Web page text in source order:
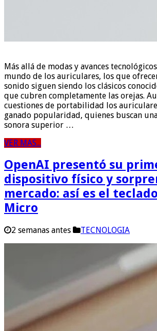
Más allá de modas y avances
mundo de los auriculares, los que
sonido siguen siendo los clásicos
que cubren completamente las orejas.
cuestiones de portabilidad los
ganado popularidad, quienes buscan
sonora superior …
VER MAS...
OpenAI presentó su
dispositivo físico y
mercado: así es el
Micro
2 semanas antes TECNOLOGIA